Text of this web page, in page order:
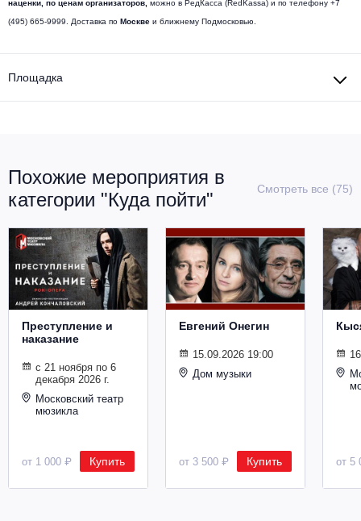
наценки, по ценам организаторов, можно в РедКасса (RedKassa) и по телефону +7
(495) 665-9999. Доставка по Москве и ближнему Подмосковью.
Площадка
Похожие мероприятия в
категории "Куда пойти"
Смотреть все (75)
Преступление и
наказание
с 21 ноября по 6
декабря 2026 г.
Московский театр
мюзикла
от 1 000 ₽ Купить
Евгений Онегин
15.09.2026 19:00
Дом музыки
от 3 500 ₽ Купить от 5